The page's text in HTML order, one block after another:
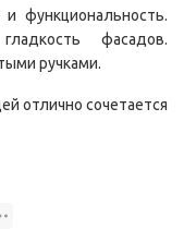
функциональность.
фасадов.
ручками.
отлично сочетается